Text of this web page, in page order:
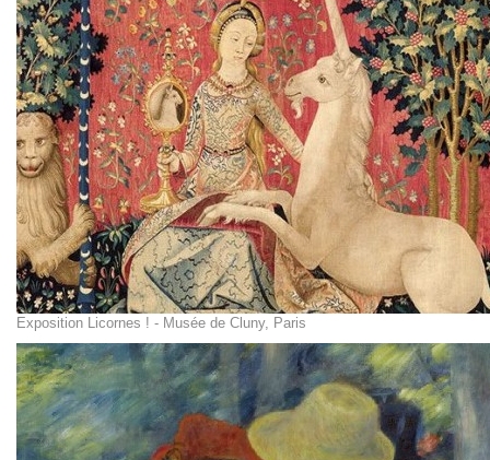
Exposition Licornes ! - Musée de Cluny, Paris